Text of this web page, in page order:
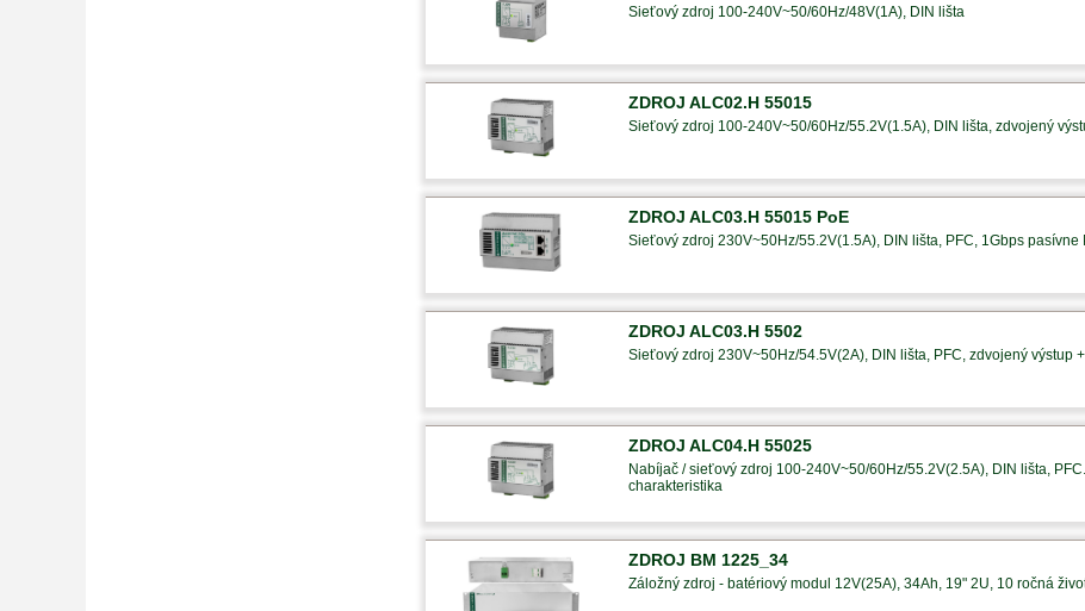
Sieťový zdroj 100-240V~50/60Hz/48V(1A), DIN lišta
ZDROJ ALC02.H 55015
Sieťový zdroj 100-240V~50/60Hz/55.2V(1.5A), DIN lišta, zdvojený
ZDROJ ALC03.H 55015 PoE
Sieťový zdroj 230V~50Hz/55.2V(1.5A), DIN lišta, PFC, 1Gbps
ZDROJ ALC03.H 5502
Sieťový zdroj 230V~50Hz/54.5V(2A), DIN lišta, PFC, zdvojený výstup
ZDROJ ALC04.H 55025
Nabíjač / sieťový zdroj 100-240V~50/60Hz/55.2V(2.5A), DIN lišta,
charakteristika
ZDROJ BM 1225_34
Záložný zdroj - batériový modul 12V(25A), 34Ah, 19" 2U, 10 ročná